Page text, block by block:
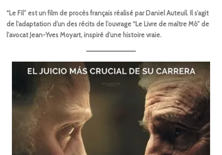
“Le Fil” est un film de procès français réalisé par Daniel Auteuil. Il s’agit
de l’adaptation d’un des récits de l’ouvrage “Le Livre de maître Mô” de
l’avocat Jean-Yves Moyart, inspiré d’une histoire vraie.